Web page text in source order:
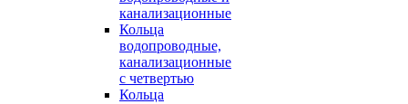
канализационные
Кольца
водопроводные,
канализационные
с четвертью
Кольца